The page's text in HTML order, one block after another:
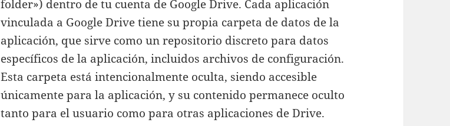
folder») dentro de tu cuenta de Google Drive. Cada aplicación
vinculada a Google Drive tiene su propia carpeta de datos de la
aplicación, que sirve como un repositorio discreto para datos
específicos de la aplicación, incluidos archivos de configuración.
Esta carpeta está intencionalmente oculta, siendo accesible
únicamente para la aplicación, y su contenido permanece oculto
tanto para el usuario como para otras aplicaciones de Drive.